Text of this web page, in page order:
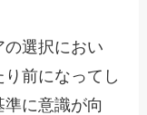
選択におい
前になってし
に意識が向